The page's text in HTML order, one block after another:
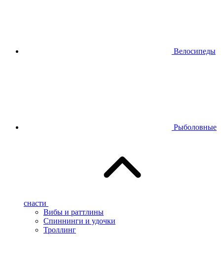
Велосипеды
Рыболовные
снасти
Вибы и раттлины
Спиннинги и удочки
Троллинг